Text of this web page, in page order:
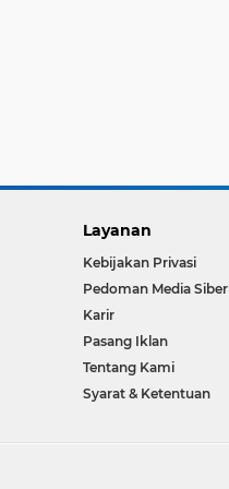
Layanan
Kebijakan Privasi
Pedoman Media Siber
Karir
Pasang Iklan
Tentang Kami
Syarat & Ketentuan